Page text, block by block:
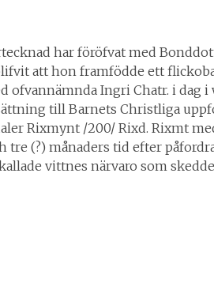
har föröfvat med
att hon framfödde ett
ofvannämnda Ingri Chatr. i dag i
till Barnets Christliga
Rixmynt /200/ Rixd. Rixmt
tre (?) månaders tid efter
vittnes närvaro som